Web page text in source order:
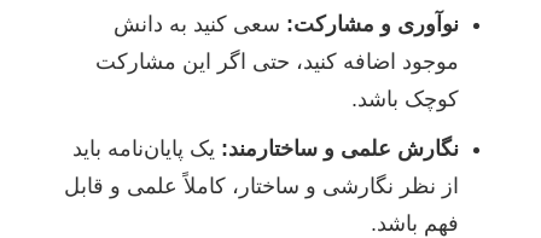
نوآوری و مشارکت: سعی کنید به دانش
موجود اضافه کنید، حتی اگر این مشارکت
کوچک باشد.
نگارش علمی و ساختارمند: یک پایان‌نامه باید
از نظر نگارشی و ساختار، کاملاً علمی و قابل
فهم باشد.